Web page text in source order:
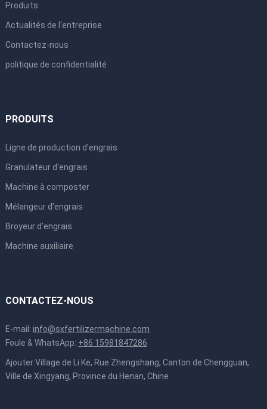
Produits
Actualités de l'entreprise
Contactez-nous
politique de confidentialité
PRODUITS
Ligne de production d'engrais
Granulateur d'engrais
Machine à composter
Mélangeur d'engrais
Broyeur d'engrais
Machine auxiliaire
CONTACTEZ-NOUS
E-mail: info@sxfertilizermachine.com
Foule & WhatsApp: +86 15981847286
Ajouter:Village de Li Ke, Rue Zhengshang, Canton de Chengguan,
Ville de Xingyang, Province du Henan, Chine